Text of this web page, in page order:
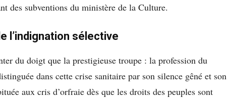
des subventions du ministère de la Culture.
l’indignation sélective
du doigt que la prestigieuse troupe : la profession du
dans cette crise sanitaire par son silence gêné et son
aux cris d’orfraie dès que les droits des peuples sont